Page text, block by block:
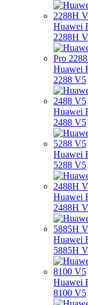
Huawei
2288H
Huawei
2288 V5
Huawei
2488 V5
Huawei
5288 V5
Huawei
2488H
Huawei
5885H
Huawei
8100 V5